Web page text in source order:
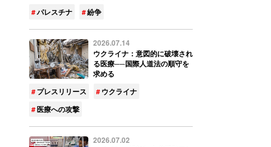
パレスチナ
紛争
2026.07.14
ウクライナ：意図的に破壊され
る医療──国際人道法の順守を
求める
プレスリリース
ウクライナ
医療への攻撃
2026.07.02